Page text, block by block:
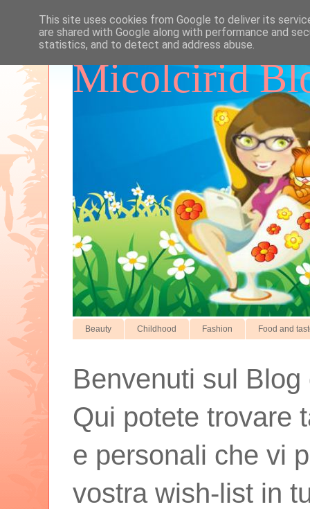
Micolcirid
Beauty Childhood Fashion Food and
Benvenuti sul
Qui potete trovare
e personali che vi
vostra wish-list in
This site uses cookies from Google to deliver its
are shared with Google along with performance and
statistics, and to detect and address abuse.